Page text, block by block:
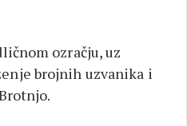
ozračju, uz
brojnih uzvanika i